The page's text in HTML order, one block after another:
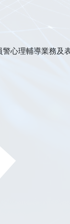
心理輔導業務及